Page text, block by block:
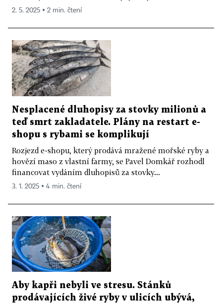
2. 5. 2025 ▪ 2 min. čtení
Nesplacené dluhopisy za stovky milionů a
teď smrt zakladatele. Plány na restart e-
shopu s rybami se komplikují
Rozjezd e-shopu, který prodává mražené mořské ryby a
hovězí maso z vlastní farmy, se Pavel Domkář rozhodl
financovat vydáním dluhopisů za stovky...
3. 1. 2025 ▪ 4 min. čtení
Aby kapři nebyli ve stresu. Stánků
prodávajících živé ryby v ulicích ubývá,